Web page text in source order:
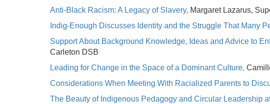
Anti-Black Racism: A Legacy of Slavery, Margaret Lazarus,
Indig-Enough Discusses Identity and the Struggle That Many
Support About Background Knowledge, Ideas and Advice to
Carleton DSB
Leading for Change in the Space of a Dominant Culture,
Considerations When Meeting With Racialized Parents to
The Beauty of Indigenous Pedagogy and Circular Leadership